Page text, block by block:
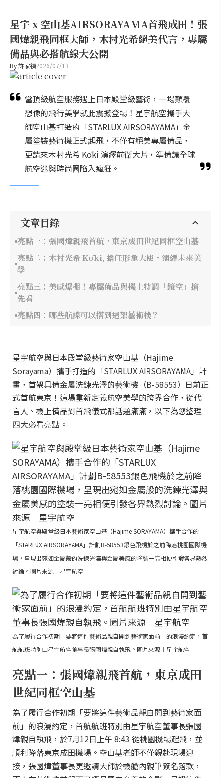
星宇 x 空山基AIRSORAYAMA首飛成田！張
國煒親飛同框大師，木村光希絕美代言，專屬
備品與必搭航線大公開
By許家禎2026/07/13
當頂級航空服務遇上日本殿堂級藝術，一場顛覆
想像的飛行美學就此震撼登場！星宇航空攜手大
師空山基打造的「STARLUX AIRSORAYAMA」金
屬塗裝藝術機正式起飛，不僅有絕美專屬備品，
更請來木村光希 Kōki 演繹前衛大片，準備讓全球
航空迷與時尚圈陷入瘋狂。
文章目錄
亮點一：張國煒親飛首航，東京成田世紀同框空山基
亮點二：木村光希 Kōki, 擔任形象大使，演繹未來美
學
亮點三：美感爆棚！專屬備品與機上特調「鏡空」搶
先看
亮點四：哪些航線可以搭到這架藝術機？
星宇航空與日本殿堂級藝術家空山基（Hajime
Sorayama）攜手打造的「STARLUX AIRSORAYAMA」計
畫，首架具備金屬洗鍊光澤的藝術機（B-58553）日前正
式首航東京！這場重新定義航空美學的跨界合作，從代
言人、機上備品到首飛儀式都話題滿滿，以下為您整理
四大必看亮點。
星宇航空與殿堂級日本藝術家空山基（Hajime SORAYAMA）攜手合作的
「STARLUX AIRSORAYAMA」計劃B-58553銀色飛機於之前降落桃園國際機
場，呈現出宛如金屬般的洗鍊光澤與金屬美感的塗裝一亮相便引發各界熱烈
討論。圖片來源｜星宇航空
為了履行合作初期「要將這件藝術品親自開到藝術家面前」的浪漫約定，首
航航班特別由星宇航空董事長張國煒親自執飛。圖片來源｜星宇航空
亮點一：張國煒親飛首航，東京成田
世紀同框空山基
為了履行合作初期「要將這件藝術品親自開到藝術家面
前」的浪漫約定，首航航班特別由星宇航空董事長張國
煒親自執飛，於7月12日上午 8:43 從桃園機場起飛，並
順利降落東京成田機場。空山基老師不僅親赴現場迎
接，張國煒董事長更邀請大師於機艙內親筆簽名落款，